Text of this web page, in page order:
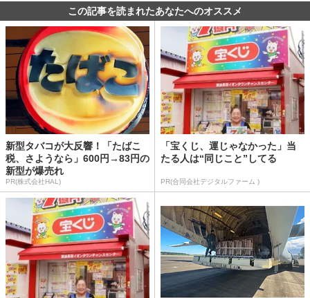
この記事を読まれたあなたへのオススメ
新型タバコが大反響！「たばこ
税、さようなら」600円→83円の
新型が爆売れ
PR(株式会社HAL)
「宝くじ、運じゃなかった」当
たる人は“同じこと”してる
PR(合同会社デジタルファーム )